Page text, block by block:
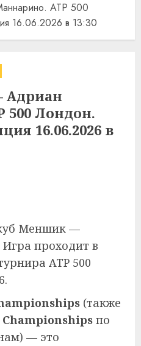
ATP 500
16.06.2026 в 13:30
500 Лондон.
16.06.2026 в
Меншик —
проходит в
ATP 500
(также
Championships по
— это